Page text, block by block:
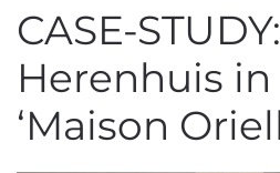
CASE-STUDY:
Herenhuis in
‘Maison